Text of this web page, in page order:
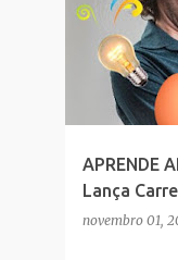
APRENDE
Lança
Tipo C
novembro 01,